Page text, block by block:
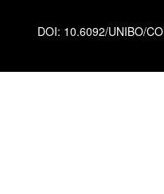
DOI: 10.6092/UNIBO/